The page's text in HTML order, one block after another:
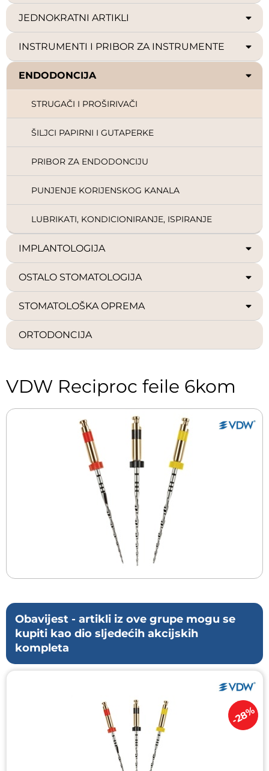
JEDNOKRATNI ARTIKLI
INSTRUMENTI I PRIBOR ZA INSTRUMENTE
ENDODONCIJA
STRUGAČI I PROŠIRIVAČI
ŠILJCI PAPIRNI I GUTAPERKE
PRIBOR ZA ENDODONCIJU
PUNJENJE KORIJENSKOG KANALA
LUBRIKATI, KONDICIONIRANJE, ISPIRANJE
IMPLANTOLOGIJA
OSTALO STOMATOLOGIJA
STOMATOLOŠKA OPREMA
ORTODONCIJA
VDW Reciproc feile 6kom
Obavijest - artikli iz ove grupe mogu se
kupiti kao dio sljedećih akcijskih
kompleta
-28%